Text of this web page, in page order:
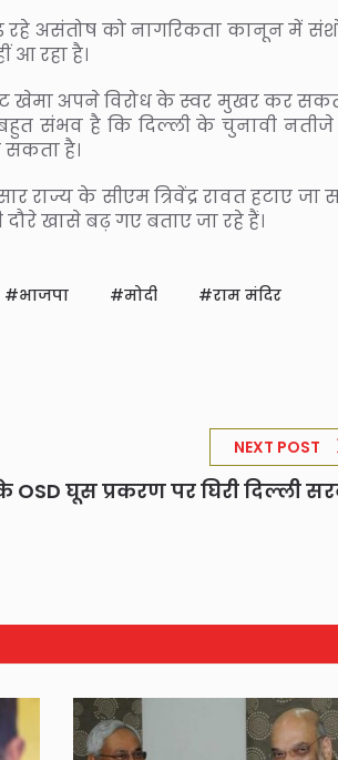
असंतोष को नागरिकता कानून में
आ रहा है।
खेमा अपने विरोध के स्वर मुखर कर
संभव है कि दिल्ली के चुनावी नतीजे
सकता है।
राज्य के सीएम त्रिवेंद्र रावत हटाए
खासे बढ़ गए बताए जा रहे हैं।
भाजपा मोदी राम मंदिर
NEXT POST
OSD घूस प्रकरण पर घिरी दिल्ली